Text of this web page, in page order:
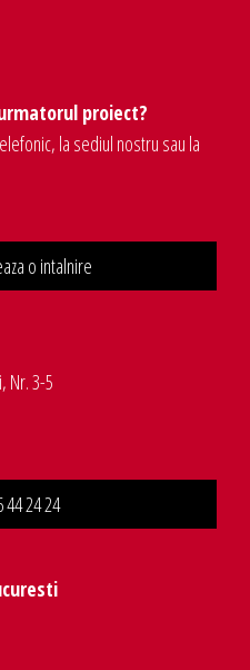
proiect?
la sediul nostru sau la
o intalnire
Nr. 3-5
44 24 24